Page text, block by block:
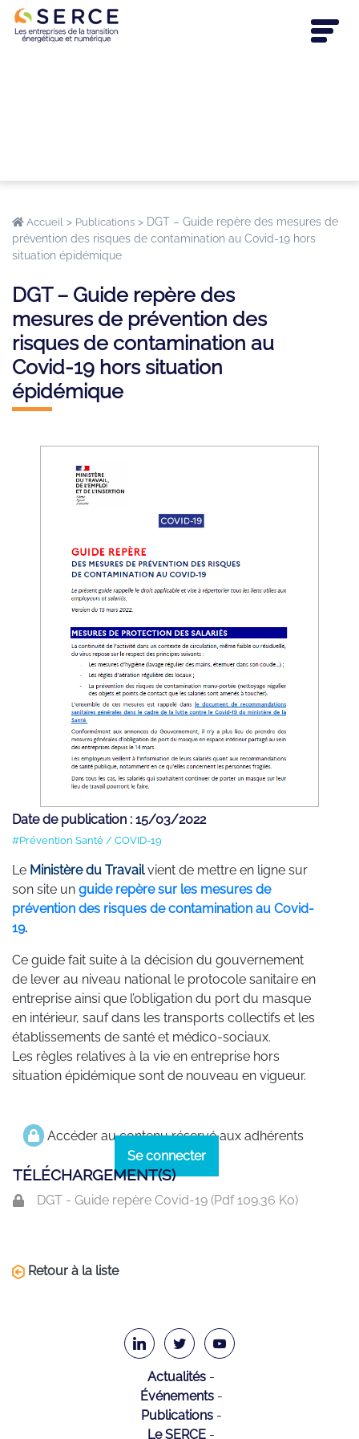
Accueil > Publications > DGT – Guide repère des mesures de
prévention des risques de contamination au Covid-19 hors
situation épidémique
DGT – Guide repère des
mesures de prévention des
risques de contamination au
Covid-19 hors situation
épidémique
Date de publication : 15/03/2022
#Prévention Santé / COVID-19
Le Ministère du Travail vient de mettre en ligne sur
son site un guide repère sur les mesures de
prévention des risques de contamination au Covid-
19.
Ce guide fait suite à la décision du gouvernement
de lever au niveau national le protocole sanitaire en
entreprise ainsi que l’obligation du port du masque
en intérieur, sauf dans les transports collectifs et les
établissements de santé et médico-sociaux.
Les règles relatives à la vie en entreprise hors
situation épidémique sont de nouveau en vigueur.
Accéder au contenu réservé aux adhérents
Se connecter
TÉLÉCHARGEMENT(S)
DGT - Guide repère Covid-19 (Pdf109.36 Ko)
Retour à la liste
Actualités
Événements
Publications
Le SERCE